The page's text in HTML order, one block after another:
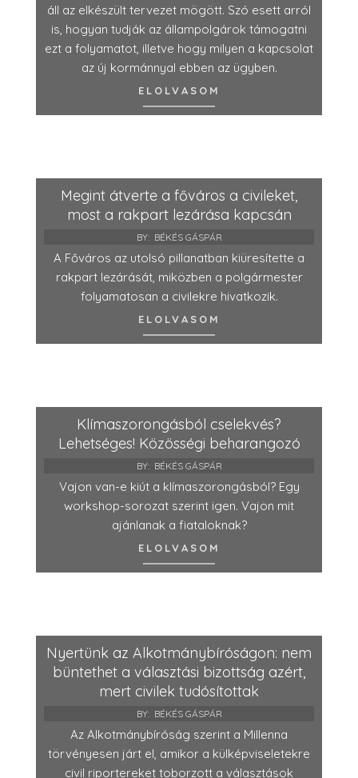
áll az elkészült tervezet mögött. Szó esett arról
is, hogyan tudják az állampolgárok támogatni
ezt a folyamatot, illetve hogy milyen a kapcsolat
az új kormánnyal ebben az ügyben.
ELOLVASOM
Megint átverte a főváros a civileket,
most a rakpart lezárása kapcsán
BY: BÉKÉS GÁSPÁR
A Főváros az utolsó pillanatban kiüresítette a
rakpart lezárását, miközben a polgármester
folyamatosan a civilekre hivatkozik.
ELOLVASOM
Klímaszorongásból cselekvés?
Lehetséges! Közösségi beharangozó
BY: BÉKÉS GÁSPÁR
Vajon van-e kiút a klímaszorongásból? Egy
workshop-sorozat szerint igen. Vajon mit
ajánlanak a fiataloknak?
ELOLVASOM
Nyertünk az Alkotmánybíróságon: nem
büntethet a választási bizottság azért,
mert civilek tudósítottak
BY: BÉKÉS GÁSPÁR
Az Alkotmánybíróság szerint a Millenna
törvényesen járt el, amikor a külképviseletekre
civil riportereket toborzott a választások